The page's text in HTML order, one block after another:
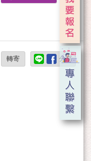
轉寄 分享